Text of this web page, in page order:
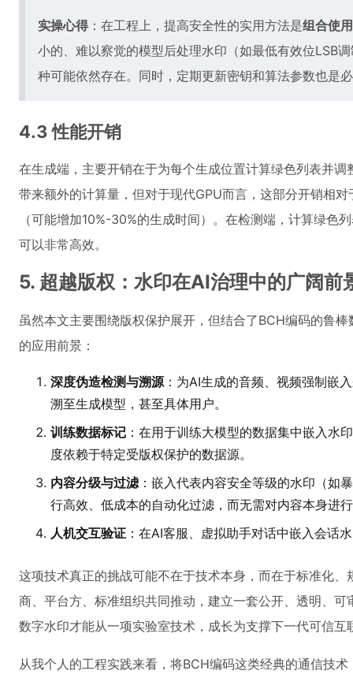
实操心得：在工程上，提高安全性的实用方法是组合使
小的、难以察觉的模型后处理水印（如最低有效位LSB
种可能依然存在。同时，定期更新密钥和算法参数也是
4.3 性能开销
在生成端，主要开销在于为每个生成位置计算绿色列表并
带来额外的计算量，但对于现代GPU而言，这部分开销相
（可能增加10%-30%的生成时间）。在检测端，计算绿色
可以非常高效。
5. 超越版权：水印在AI治理中的广阔前
虽然本文主要围绕版权保护展开，但结合了BCH编码的鲁
的应用前景：
深度伪造检测与溯源：为AI生成的音频、视频强制嵌
溯至生成模型，甚至具体用户。
训练数据标记 ：在用于训练大模型的数据集中嵌入水
度依赖于特定受版权保护的数据源。
内容分级与过滤：嵌入代表内容安全等级的水印（如
行高效、低成本的自动化过滤，而无需对内容本身进
人机交互验证 ：在AI客服、虚拟助手对话中嵌入会话
这项技术真正的挑战可能不在于技术本身，而在于标准化
商、平台方、标准组织共同推动，建立一套公开、透明、
数字水印才能从一项实验室技术，成长为支撑下一代可信互
从我个人的工程实践来看，将BCH编码这类经典的通信技